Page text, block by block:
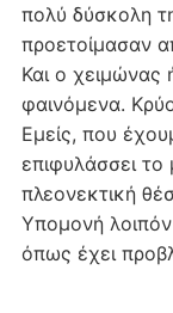
πολύ δύσκολη
προετοίμασαν
Και ο χειμώνας
φαινόμενα.
Εμείς, που
επιφυλάσσει το
πλεονεκτική
Υπομονή
όπως έχει